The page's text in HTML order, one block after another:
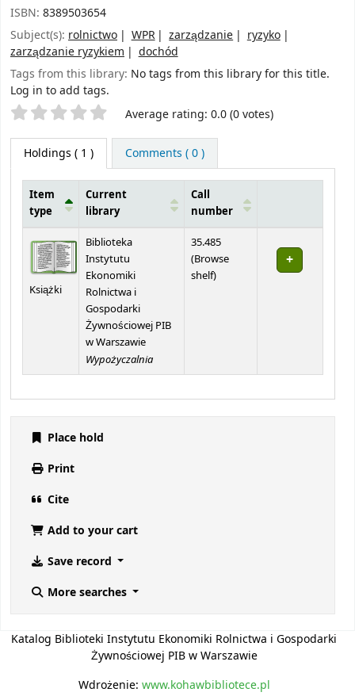
ISBN: 8389503654
Subject(s): rolnictwo WPR zarządzanie
ryzyko
zarządzanie ryzykiem
dochód
Tags from this library: No tags from this library for this title.
Log in to add tags.
Star ratings Average rating: 0.0 (0 votes)
Holdings ( 1 ) Comments ( 0 )
Item
type
Current
library
Call
number
Książki
Biblioteka
Instytutu
Ekonomiki
Rolnictwa i
Gospodarki
Żywnościowej PIB
w Warszawie
Wypożyczalnia
35.485
(Browse
shelf(Opens below)
)
Place hold
Print
Cite
Add to your cart
Save record
More searches
Katalog Biblioteki Instytutu Ekonomiki Rolnictwa i Gospodarki
Żywnościowej PIB w Warszawie
Wdrożenie: www.kohawbibliotece.pl